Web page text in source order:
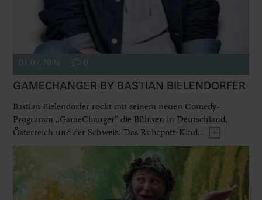
01.07.2026 0
GAMECHANGER BY BASTIAN BIELENDORFER
Bastian Bielendorfer rockt mit seinem neuen Comedy-
Programm „GameChanger“ die Bühnen in Deutschland,
Österreich und der Schweiz. Das Ruhrpott-Kind...